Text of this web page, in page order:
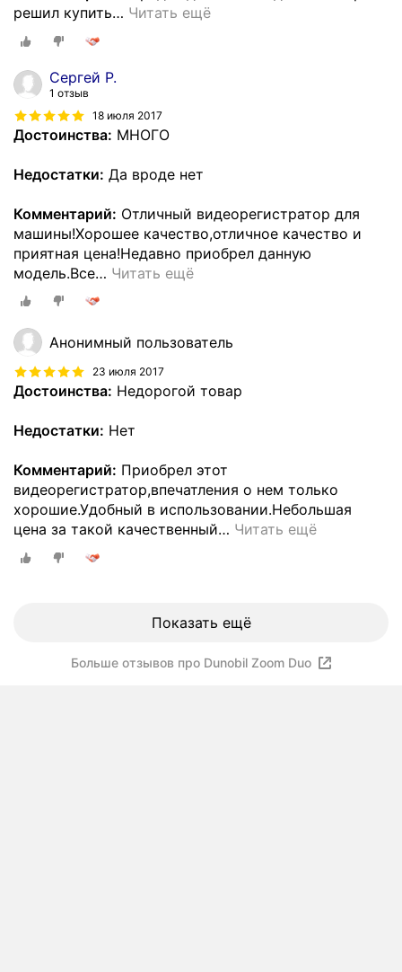
решил купить… Читать ещё
Сергей Р.
1 отзыв
18 июля 2017
Достоинства: МНОГО
Недостатки: Да вроде нет
Комментарий: Отличный видеорегистратор для
машины!Хорошее качество,отличное качество и
приятная цена!Недавно приобрел данную
модель.Все… Читать ещё
Анонимный пользователь
23 июля 2017
Достоинства: Недорогой товар
Недостатки: Нет
Комментарий: Приобрел этот
видеорегистратор,впечатления о нем только
хорошие.Удобный в использовании.Небольшая
цена за такой качественный… Читать ещё
Показать ещё
Больше отзывов про Dunobil Zoom Duo